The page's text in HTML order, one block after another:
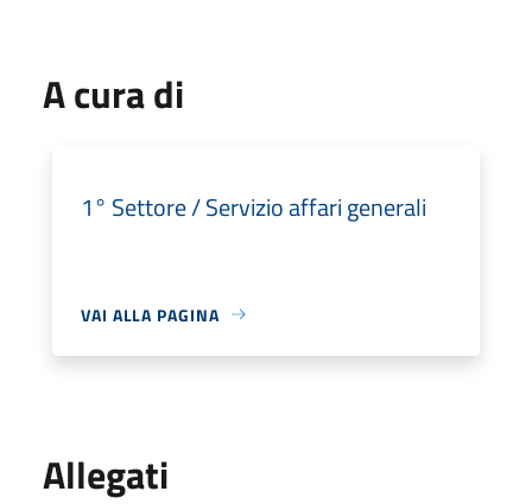
A cura di
1° Settore / Servizio affari generali
VAI ALLA PAGINA
Allegati